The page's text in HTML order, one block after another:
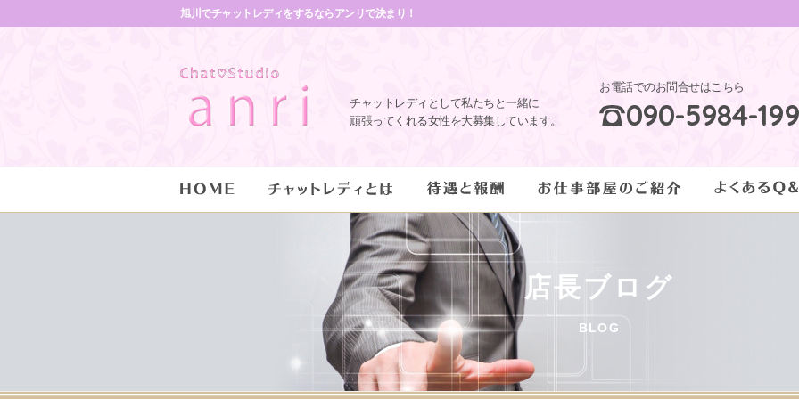
旭川でチャットレディをするならアンリで決まり！
チャットレディとして私たちと一緒に
頑張ってくれる女性を大募集しています。
お電話でのお問合せはこちら
090-5984-
店長ブログ
BLOG